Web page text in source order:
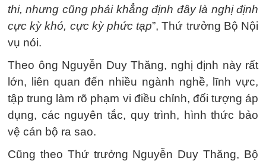
thi, nhưng cũng phải khẳng định đây là nghị định
cực kỳ khó, cực kỳ phức tạp”, Thứ trưởng Bộ Nội
vụ nói.
Theo ông Nguyễn Duy Thăng, nghị định này rất
lớn, liên quan đến nhiều ngành nghề, lĩnh vực,
tập trung làm rõ phạm vi điều chỉnh, đối tượng áp
dụng, các nguyên tắc, quy trình, hình thức bảo
vệ cán bộ ra sao.
Cũng theo Thứ trưởng Nguyễn Duy Thăng, Bộ